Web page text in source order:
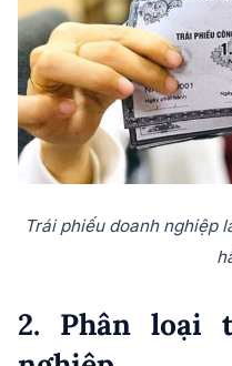
Trái phiếu doanh nghiệp
2. Phân loại